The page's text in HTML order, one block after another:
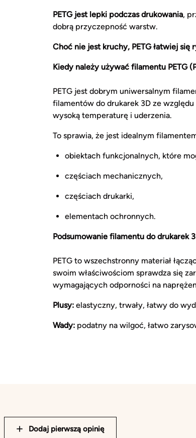
PETG jest lepki podczas drukowania,
dobrą przyczepność warstw.
Choć nie jest kruchy, PETG łatwiej się
Kiedy należy używać filamentu PETG
PETG jest dobrym uniwersalnym
filamentów do drukarek 3D ze
wysoką temperaturę i uderzenia.
To sprawia, że jest idealnym
obiektach funkcjonalnych, które
częściach mechanicznych,
częściach drukarki,
elementach ochronnych.
Podsumowanie filamentu do drukarek
PETG to wszechstronny materiał
swoim właściwościom sprawdza się
wymagających odporności na
Plusy: elastyczny, trwały, łatwy do
Wady: podatny na wilgoć, łatwo
Dodaj pierwszą opinię